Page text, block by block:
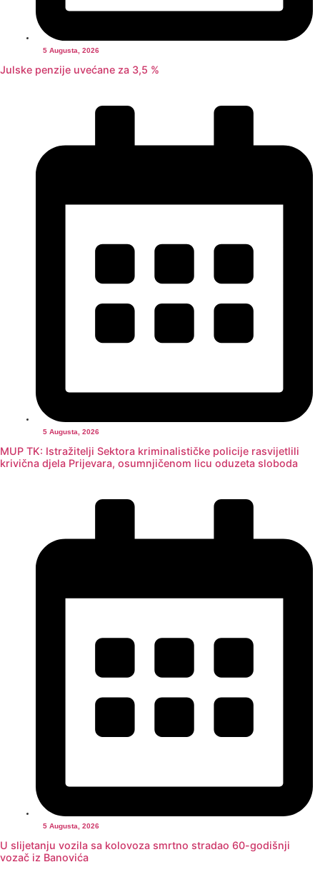
5 Augusta, 2026
Julske penzije uvećane za 3,5 %
5 Augusta, 2026
MUP TK: Istražitelji Sektora kriminalističke policije rasvijetlili
krivična djela Prijevara, osumnjičenom licu oduzeta sloboda
5 Augusta, 2026
U slijetanju vozila sa kolovoza smrtno stradao 60-godišnji
vozač iz Banovića